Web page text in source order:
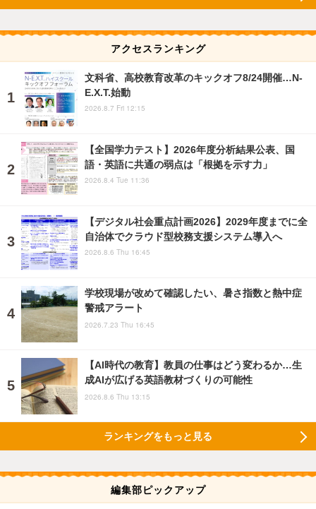
アクセスランキング
文科省、高校教育改革のキックオフ8/24開催…N-
E.X.T.始動
2026.8.7 Fri 12:15
【全国学力テスト】2026年度分析結果公表、国
語・英語に共通の弱点は「根拠を示す力」
2026.8.4 Tue 11:36
【デジタル社会重点計画2026】2029年度までに全
自治体でクラウド型校務支援システム導入へ
2026.8.6 Thu 16:45
学校現場が改めて確認したい、暑さ指数と熱中症
警戒アラート
2026.7.23 Thu 16:45
【AI時代の教育】教員の仕事はどう変わるか…生
成AIが広げる英語教材づくりの可能性
2026.8.6 Thu 13:15
ランキングをもっと見る
編集部ピックアップ